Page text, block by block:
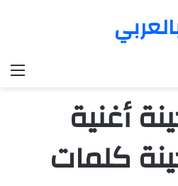
أغنية
كلمات